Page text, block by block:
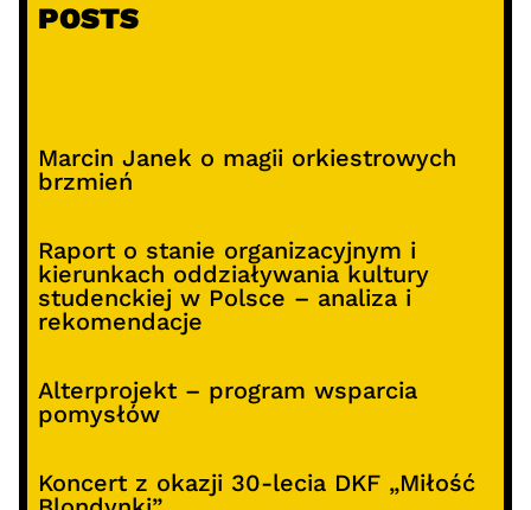
POSTS
Marcin Janek o magii orkiestrowych
brzmień
Raport o stanie organizacyjnym i
kierunkach oddziaływania kultury
studenckiej w Polsce – analiza i
rekomendacje
Alterprojekt – program wsparcia
pomysłów
Koncert z okazji 30-lecia DKF „Miłość